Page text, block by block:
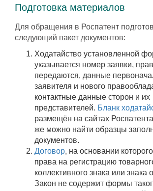
Подготовка материалов
Для обращения в Роспатент
следующий пакет документов:
Ходатайство установленной
указывается номер заявки,
передаются, данные
заявителя и нового
контактные данные сторон и их
представителей. Бланк
размещён на сайтах
же можно найти образцы
документов.
Договор, на основании
права на регистрацию
коллективного знака или знака
Закон не содержит формы